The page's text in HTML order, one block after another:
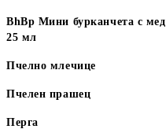
BhBp Мини бурканчета с мед
25 мл
Пчелно млечице
Пчелен прашец
Перга